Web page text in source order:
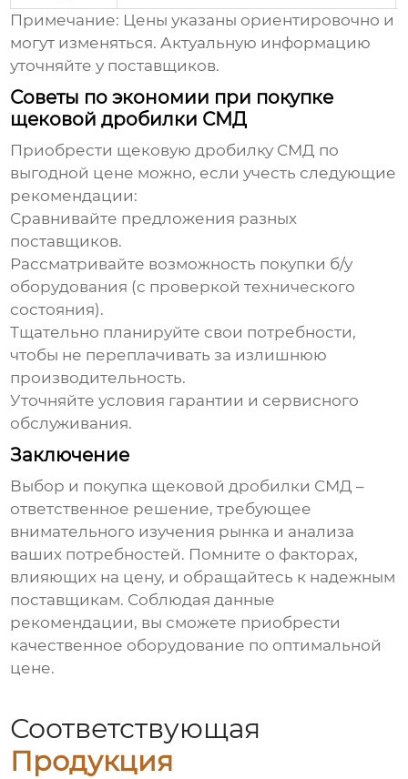
Примечание: Цены указаны ориентировочно и
могут изменяться. Актуальную информацию
уточняйте у поставщиков.
Советы по экономии при покупке
щековой дробилки СМД
Приобрести щековую дробилку СМД по
выгодной цене можно, если учесть следующие
рекомендации:
Сравнивайте предложения разных
поставщиков.
Рассматривайте возможность покупки б/у
оборудования (с проверкой технического
состояния).
Тщательно планируйте свои потребности,
чтобы не переплачивать за излишнюю
производительность.
Уточняйте условия гарантии и сервисного
обслуживания.
Заключение
Выбор и покупка щековой дробилки СМД –
ответственное решение, требующее
внимательного изучения рынка и анализа
ваших потребностей. Помните о факторах,
влияющих на цену, и обращайтесь к надежным
поставщикам. Соблюдая данные
рекомендации, вы сможете приобрести
качественное оборудование по оптимальной
цене.
Соответствующая
Продукция